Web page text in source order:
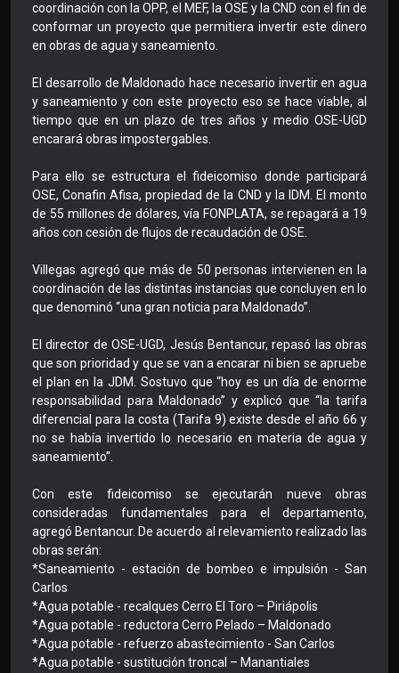
coordinación con la OPP, el MEF, la OSE y la CND con el fin de
conformar un proyecto que permitiera invertir este dinero
en obras de agua y saneamiento.
El desarrollo de Maldonado hace necesario invertir en agua
y saneamiento y con este proyecto eso se hace viable, al
tiempo que en un plazo de tres años y medio OSE-UGD
encarará obras impostergables.
Para ello se estructura el fideicomiso donde participará
OSE, Conafin Afisa, propiedad de la CND y la IDM. El monto
de 55 millones de dólares, vía FONPLATA, se repagará a 19
años con cesión de flujos de recaudación de OSE.
Villegas agregó que más de 50 personas intervienen en la
coordinación de las distintas instancias que concluyen en lo
que denominó “una gran noticia para Maldonado”.
El director de OSE-UGD, Jesús Bentancur, repasó las obras
que son prioridad y que se van a encarar ni bien se apruebe
el plan en la JDM. Sostuvo que “hoy es un día de enorme
responsabilidad para Maldonado” y explicó que “la tarifa
diferencial para la costa (Tarifa 9) existe desde el año 66 y
no se había invertido lo necesario en materia de agua y
saneamiento”.
Con este fideicomiso se ejecutarán nueve obras
consideradas fundamentales para el departamento,
agregó Bentancur. De acuerdo al relevamiento realizado las
obras serán:
*Saneamiento - estación de bombeo e impulsión - San
Carlos
*Agua potable - recalques Cerro El Toro – Piriápolis
*Agua potable - reductora Cerro Pelado – Maldonado
*Agua potable - refuerzo abastecimiento - San Carlos
*Agua potable - sustitución troncal – Manantiales